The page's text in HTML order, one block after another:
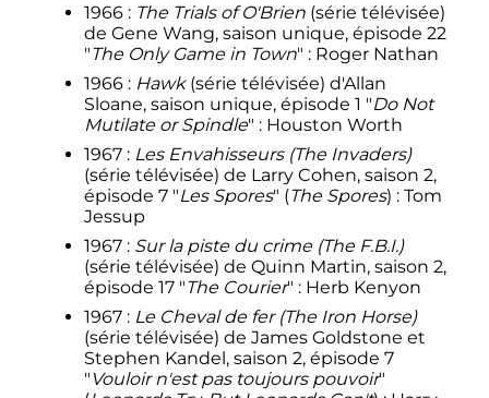
1966 : The Trials of O'Brien(série télévisée)
de Gene Wang, saison unique, épisode 22
"The Only Game in Town" : Roger Nathan
1966 : Hawk(série télévisée) d'Allan
Sloane, saison unique, épisode 1 "Do Not
Mutilate or Spindle" : Houston Worth
1967 : Les Envahisseurs (The Invaders)
(série télévisée) de Larry Cohen, saison 2,
épisode 7 "Les Spores" (The Spores) : Tom
Jessup
1967 : Sur la piste du crime (The F.B.I.)
(série télévisée) de Quinn Martin, saison 2,
épisode 17 "The Courier" : Herb Kenyon
1967 : Le Cheval de fer (The Iron Horse)
(série télévisée) de James Goldstone et
Stephen Kandel, saison 2, épisode 7
" Vouloir n'est pas toujours pouvoir"